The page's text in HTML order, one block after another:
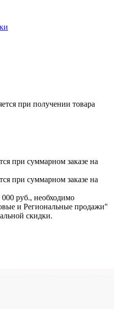
при получении товара
при суммарном заказе на
при суммарном заказе на
руб., необходимо
и Региональные продажи"
скидки.